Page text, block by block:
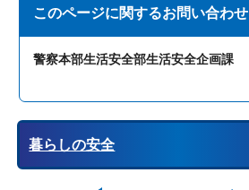
このページに関するお問い合わせ
警察本部生活安全部生活安全企画課
暮らしの安全